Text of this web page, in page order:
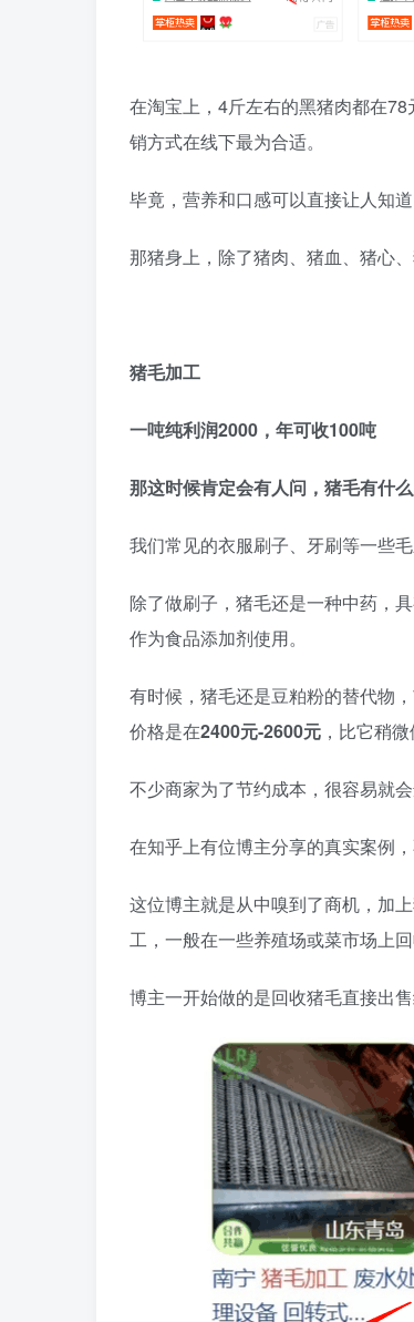
在淘宝上，4斤左右的黑猪肉都在
销方式在线下最为合适。
毕竟，营养和口感可以直接让人知道
那猪身上，除了猪肉、猪血、猪心
猪毛加工
一吨纯利润2000，年可收100吨
那这时候肯定会有人问，猪毛有什
我们常见的衣服刷子、牙刷等一些
除了做刷子，猪毛还是一种中药，
作为食品添加剂使用。
有时候，猪毛还是豆粕粉的替代物
价格是在2400元-2600元 ，比它稍微
不少商家为了节约成本，很容易就会
在知乎上有位博主分享的真实案例
这位博主就是从中嗅到了商机，加
工，一般在一些养殖场或菜市场上回
博主一开始做的是回收猪毛直接出